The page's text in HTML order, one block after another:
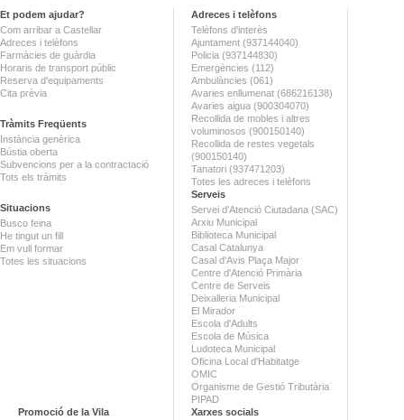
Et podem ajudar?
Com arribar a Castellar
Adreces i telèfons
Farmàcies de guàrdia
Horaris de transport públic
Reserva d'equipaments
Cita prèvia
Tràmits Freqüents
Instància genèrica
Bústia oberta
Subvencions per a la contractació
Tots els tràmits
Situacions
Busco feina
He tingut un fill
Em vull formar
Totes les situacions
Adreces i telèfons
Telèfons d'interès
Ajuntament (937144040)
Policia (937144830)
Emergències (112)
Ambulàncies (061)
Avaries enllumenat (686216138)
Avaries aigua (900304070)
Recollida de mobles i altres
voluminosos (900150140)
Recollida de restes vegetals
(900150140)
Tanatori (937471203)
Totes les adreces i telèfons
Serveis
Servei d'Atenció Ciutadana (SAC)
Arxiu Municipal
Biblioteca Municipal
Casal Catalunya
Casal d'Avis Plaça Major
Centre d'Atenció Primària
Centre de Serveis
Deixalleria Municipal
El Mirador
Escola d'Adults
Escola de Música
Ludoteca Municipal
Oficina Local d'Habitatge
OMIC
Organisme de Gestió Tributària
PIPAD
Promoció de la Vila
Xarxes socials